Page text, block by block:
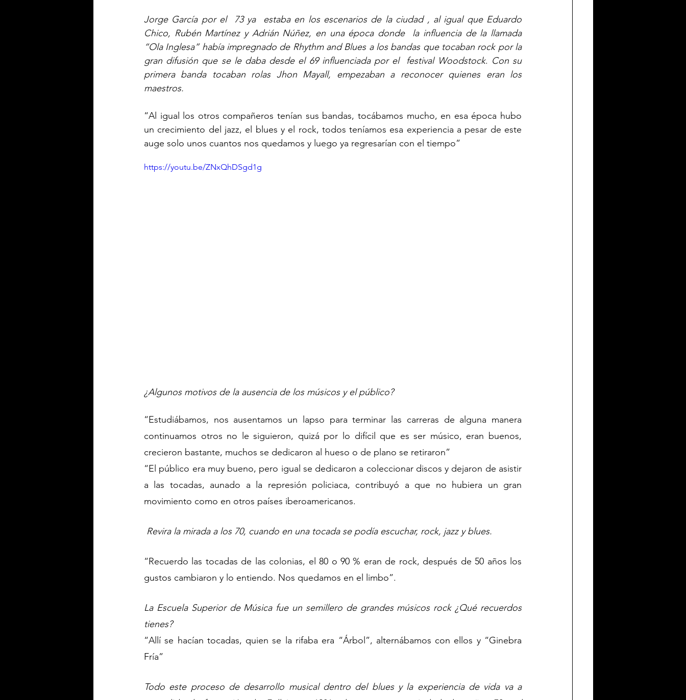
Jorge García por el  73 ya  estaba en los escenarios de la ciudad , al igual que Eduardo
Chico, Rubén Martínez y Adrián Núñez, en una época donde  la influencia de la llamada
“Ola Inglesa” había impregnado de Rhythm and Blues a los bandas que tocaban rock por la
gran difusión que se le daba desde el 69 influenciada por el  festival Woodstock. Con su
primera banda tocaban rolas Jhon Mayall, empezaban a reconocer quienes eran los
maestros.
“Al igual los otros compañeros tenían sus bandas, tocábamos mucho, en esa época hubo
un crecimiento del jazz, el blues y el rock, todos teníamos esa experiencia a pesar de este
auge solo unos cuantos nos quedamos y luego ya regresarían con el tiempo”
https://youtu.be/ZNxQhDSgd1g
¿Algunos motivos de la ausencia de los músicos y el público?
“Estudiábamos, nos ausentamos un lapso para terminar las carreras de alguna manera
continuamos otros no le siguieron, quizá por lo difícil que es ser músico, eran buenos,
crecieron bastante, muchos se dedicaron al hueso o de plano se retiraron”
“El público era muy bueno, pero igual se dedicaron a coleccionar discos y dejaron de asistir
a las tocadas, aunado a la represión policiaca, contribuyó a que no hubiera un gran
movimiento como en otros países iberoamericanos.
Revira la mirada a los 70, cuando en una tocada se podía escuchar, rock, jazz y blues.
“Recuerdo las tocadas de las colonias, el 80 o 90 % eran de rock, después de 50 años los
gustos cambiaron y lo entiendo. Nos quedamos en el limbo”.
La Escuela Superior de Música fue un semillero de grandes músicos rock ¿Qué recuerdos
tienes?
“Allí se hacían tocadas, quien se la rifaba era “Árbol”, alternábamos con ellos y “Ginebra
Fría”
Todo este proceso de desarrollo musical dentro del blues y la experiencia de vida va a